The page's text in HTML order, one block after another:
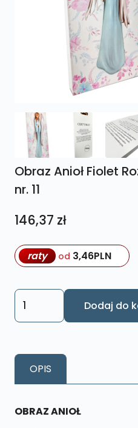
Obraz Anioł Fiolet
nr. 11
146,37 zł
raty od 3,46PLN
ilość
Obraz
Rozmiar
11
Dodaj do
OPIS
OBRAZ ANIOŁ